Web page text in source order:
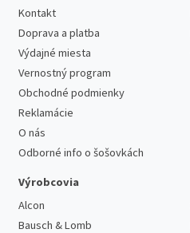
Kontakt
Doprava a platba
Výdajné miesta
Vernostný program
Obchodné podmienky
Reklamácie
O nás
Odborné info o šošovkách
Výrobcovia
Alcon
Bausch & Lomb